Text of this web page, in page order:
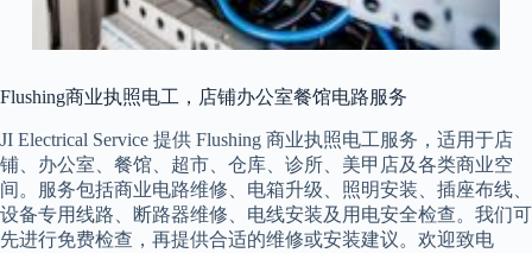
Flushing商业执照电工，店铺办公室餐馆电路服务
JI Electrical Service 提供 Flushing 商业执照电工服务，适用于店
铺、办公室、餐馆、超市、仓库、诊所、美甲店及各类商业空
间。服务包括商业电路维修、电箱升级、照明安装、插座布线、
设备专用线路、断路器维修、电线安装及用电安全检查。我们可
先进行免费检查，再提供合适的维修或安装建议。欢迎致电